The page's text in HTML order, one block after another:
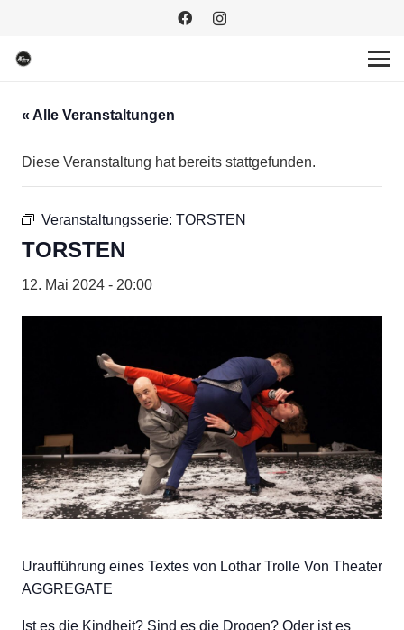
« Alle Veranstaltungen
Diese Veranstaltung hat bereits stattgefunden.
Veranstaltungsserie: TORSTEN
TORSTEN
12. Mai 2024 - 20:00
Uraufführung eines Textes von Lothar Trolle Von Theater
AGGREGATE
Ist es die Kindheit? Sind es die Drogen? Oder ist es